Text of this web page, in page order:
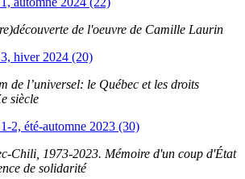
de l'oeuvre de Camille Laurin
hiver 2024 (20)
de l’universel: le Québec et les droits
siècle
2, été-automne 2023 (30)
Chili, 1973-2023. Mémoire d'un coup d'État
de solidarité